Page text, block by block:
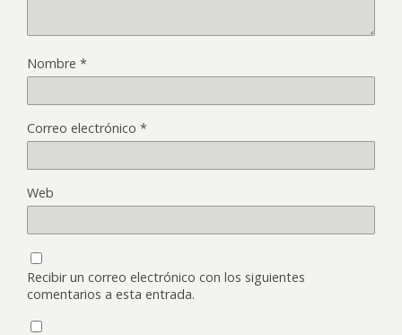
Nombre *
Correo electrónico *
Web
Recibir un correo electrónico con los siguientes
comentarios a esta entrada.